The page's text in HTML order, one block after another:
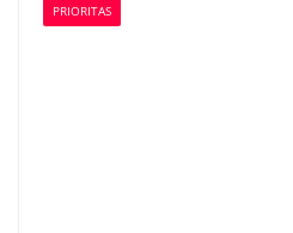
PRIORITAS